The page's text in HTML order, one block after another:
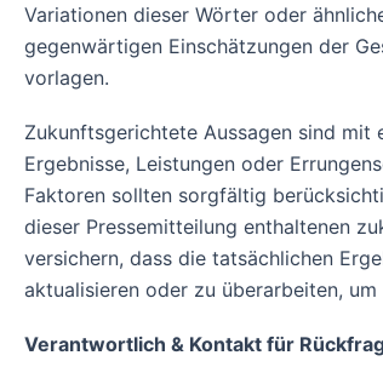
Variationen dieser Wörter oder
gegenwärtigen Einschätzungen der
vorlagen.
Zukunftsgerichtete Aussagen sind mit
Ergebnisse, Leistungen oder
Faktoren sollten sorgfältig
dieser Pressemitteilung enthaltenen
versichern, dass die tatsächlichen
aktualisieren oder zu überarbeiten,
Verantwortlich & Kontakt für